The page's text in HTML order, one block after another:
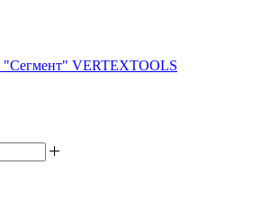
"Сегмент" VERTEXTOOLS